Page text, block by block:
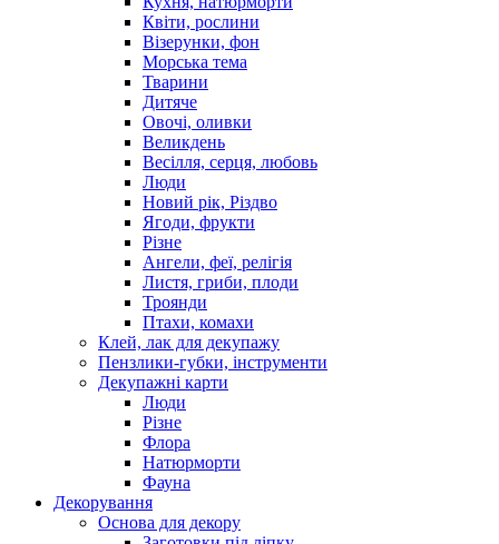
Квіти, рослини
Візерунки, фон
Морська тема
Тварини
Дитяче
Овочі, оливки
Великдень
Весілля, серця, любовь
Люди
Новий рік, Різдво
Ягоди, фрукти
Різне
Ангели, феї, релігія
Листя, гриби, плоди
Троянди
Птахи, комахи
Клей, лак для декупажу
Пензлики-губки, інструменти
Декупажні карти
Люди
Різне
Флора
Натюрморти
Фауна
Декорування
Основа для декору